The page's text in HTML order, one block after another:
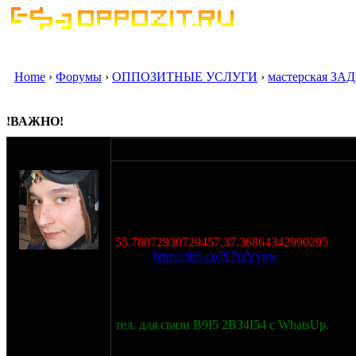
Home › Форумы › ОППОЗИТНЫЕ УСЛУГИ › мастерская
!ВАЖНО!
55.78872930729457,37.36864342990295
https://ibb.co/X7mYynw
тел. для связи В9I5 2ВЗ4I54 с WhatsUp.